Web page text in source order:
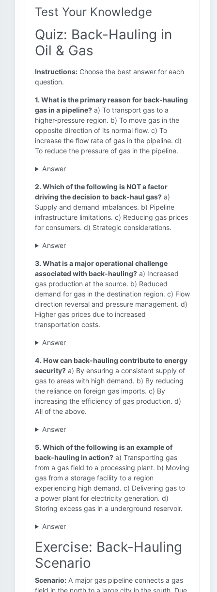
Test Your Knowledge
Quiz: Back-Hauling in
Oil & Gas
Instructions: Choose the best answer for each
question.
1. What is the primary reason for back-hauling
gas in a pipeline? a) To transport gas to a
higher-pressure region. b) To move gas in the
opposite direction of its normal flow. c) To
increase the flow rate of gas in the pipeline. d)
To reduce the pressure of gas in the pipeline.
Answer
2. Which of the following is NOT a factor
driving the decision to back-haul gas? a)
Supply and demand imbalances. b) Pipeline
infrastructure limitations. c) Reducing gas prices
for consumers. d) Strategic considerations.
Answer
3. What is a major operational challenge
associated with back-hauling? a) Increased
gas production at the source. b) Reduced
demand for gas in the destination region. c) Flow
direction reversal and pressure management. d)
Higher gas prices due to increased
transportation costs.
Answer
4. How can back-hauling contribute to energy
security? a) By ensuring a consistent supply of
gas to areas with high demand. b) By reducing
the reliance on foreign gas imports. c) By
increasing the efficiency of gas production. d)
All of the above.
Answer
5. Which of the following is an example of
back-hauling in action? a) Transporting gas
from a gas field to a processing plant. b) Moving
gas from a storage facility to a region
experiencing high demand. c) Delivering gas to
a power plant for electricity generation. d)
Storing excess gas in a underground reservoir.
Answer
Exercise: Back-Hauling
Scenario
Scenario: A major gas pipeline connects a gas
field in the north to a large city in the south. Due